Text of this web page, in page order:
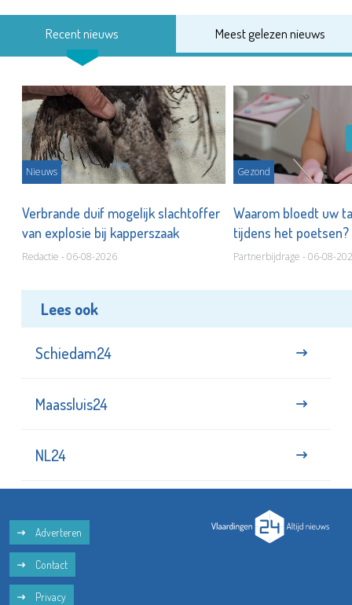
Recent nieuws Meest gelezen nieuws
Nieuws
Verbrande duif mogelijk slachtoffer
van explosie bij kapperszaak
Redactie - 06-08-2026
Gezond
Waarom bloedt uw
tijdens het poetsen?
Partnerbijdrage - 06-08-
Lees ook
Schiedam24
Maassluis24
NL24
Adverteren
Contact
Privacy